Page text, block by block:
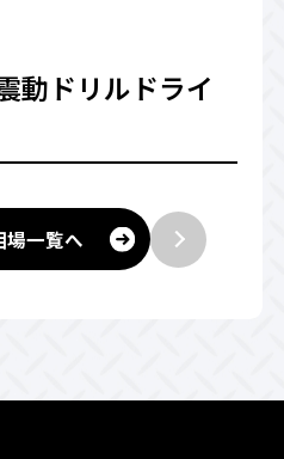
動ドリルドライ
場一覧へ